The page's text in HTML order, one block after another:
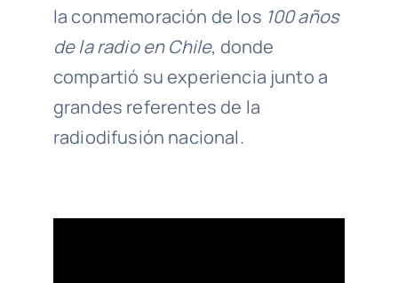
la conmemoración de los 100 años
de la radio en Chile, donde
compartió su experiencia junto a
grandes referentes de la
radiodifusión nacional.